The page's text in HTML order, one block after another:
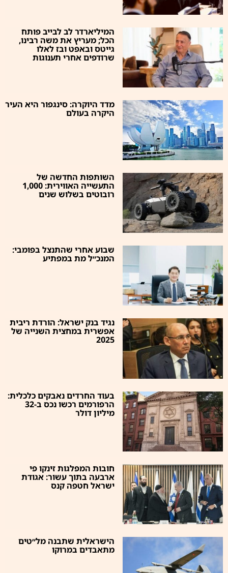
המיליארדר לב לבייב פותח
הכל; מעריץ את משה רבינו,
גייטס ובאפט ובז לאלו
שרודפים אחרי תענוגות
מדד היוקרה: סינגפור היא העיר
היקרה בעולם
השותפות החדשה של
התעשייה האווירית: 1,000
רובוטים בשלוש שנים
שבוע אחרי שהתנצל בפומבי:
המנכ״ל מת במפתיע
נגיד בנק ישראל: הורדת ריבית
אפשרית במחצית השנייה של
2025
בעוד החרדים נאבקים כלכלית:
הרפורמים רכשו נכס ב-32
מיליון דולר
חובות המפלגות זינקו פי
ארבעה בתוך עשור: אגודת
ישראל חטפה קנס
הישראלית שתבנה מל״טים
מתאבדים במרוקו